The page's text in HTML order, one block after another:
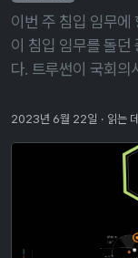
이번 주 침입 임무에
이 침입 임무를 돌던
다. 트루썬이 국회의
가 대체 왜 항공우주
2023년 6월 22일 읽는